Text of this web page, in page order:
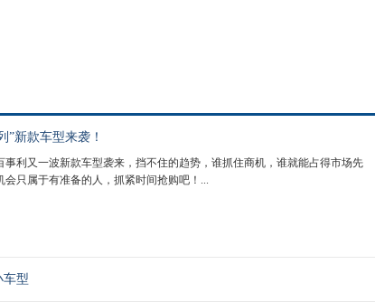
新款车型来袭！
事利又一波新款车型袭来，挡不住的趋势，谁抓住商机，谁就能占得市场先
会只属于有准备的人，抓紧时间抢购吧！...
车型